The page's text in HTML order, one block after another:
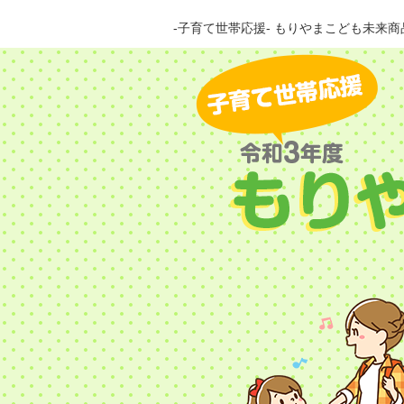
-子育て世帯応援- もりやまこども未来商